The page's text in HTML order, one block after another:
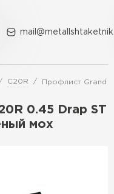
C20R Профлист Grand
0.45 Drap ST
мох
Контакты